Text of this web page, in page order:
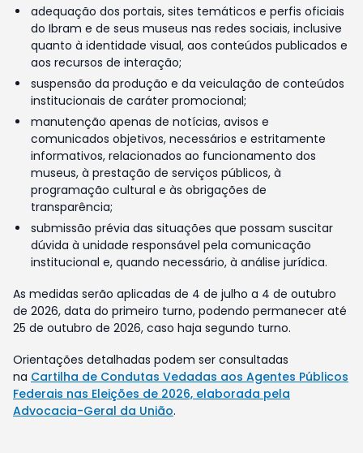
adequação dos portais, sites temáticos e perfis oficiais
do Ibram e de seus museus nas redes sociais, inclusive
quanto à identidade visual, aos conteúdos publicados e
aos recursos de interação;
suspensão da produção e da veiculação de conteúdos
institucionais de caráter promocional;
manutenção apenas de notícias, avisos e
comunicados objetivos, necessários e estritamente
informativos, relacionados ao funcionamento dos
museus, à prestação de serviços públicos, à
programação cultural e às obrigações de
transparência;
submissão prévia das situações que possam suscitar
dúvida à unidade responsável pela comunicação
institucional e, quando necessário, à análise jurídica.
As medidas serão aplicadas de 4 de julho a 4 de outubro
de 2026, data do primeiro turno, podendo permanecer até
25 de outubro de 2026, caso haja segundo turno.
Orientações detalhadas podem ser consultadas
na Cartilha de Condutas Vedadas aos Agentes Públicos
Federais nas Eleições de 2026, elaborada pela
Advocacia-Geral da União.